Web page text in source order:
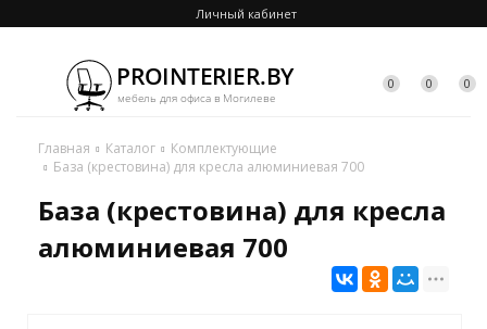
Личный кабинет
0 0 0
Главная Каталог
Комплектующие
База (крестовина) для кресла алюминиевая 700
База (крестовина) для кресла
алюминиевая 700